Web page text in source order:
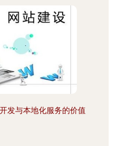
发与本地化服务的价值